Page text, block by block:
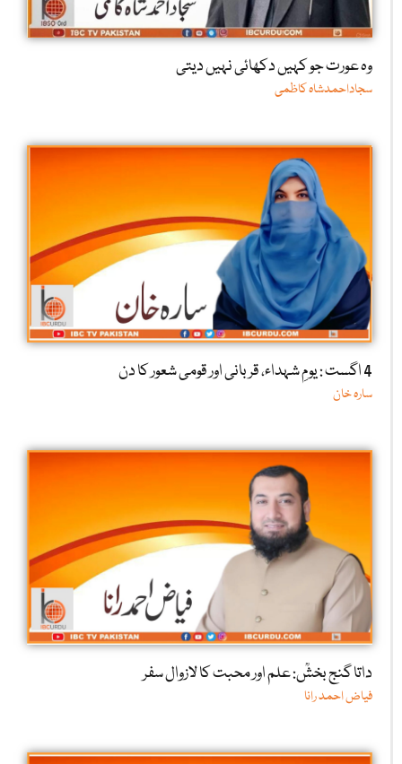
وہ عورت جو کہیں دکھائی نہیں دیتی
سجاداحمدشاہ کاظمی
4 اگست : یومِ شہداء، قربانی اور قومی شعور کا دن
سارہ خان
داتا گنج بخشؒ: علم اور محبت کا لازوال سفر
فیاض احمد رانا